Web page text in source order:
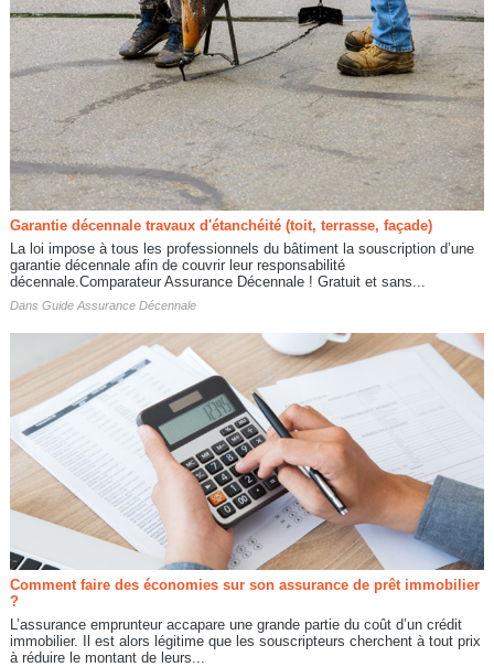
Garantie décennale travaux d'étanchéité (toit, terrasse, façade)
La loi impose à tous les professionnels du bâtiment la souscription d’une
garantie décennale afin de couvrir leur responsabilité
décennale.Comparateur Assurance Décennale ! Gratuit et sans...
Dans Guide Assurance Décennale
Comment faire des économies sur son assurance de prêt immobilier
?
L’assurance emprunteur accapare une grande partie du coût d’un crédit
immobilier. Il est alors légitime que les souscripteurs cherchent à tout prix
à réduire le montant de leurs...